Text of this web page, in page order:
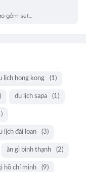
gồm set...
lịch hong kong (1)
du lịch sapa (1)
lịch đài loan (3)
ăn gì bình thạnh (2)
hồ chí minh (9)